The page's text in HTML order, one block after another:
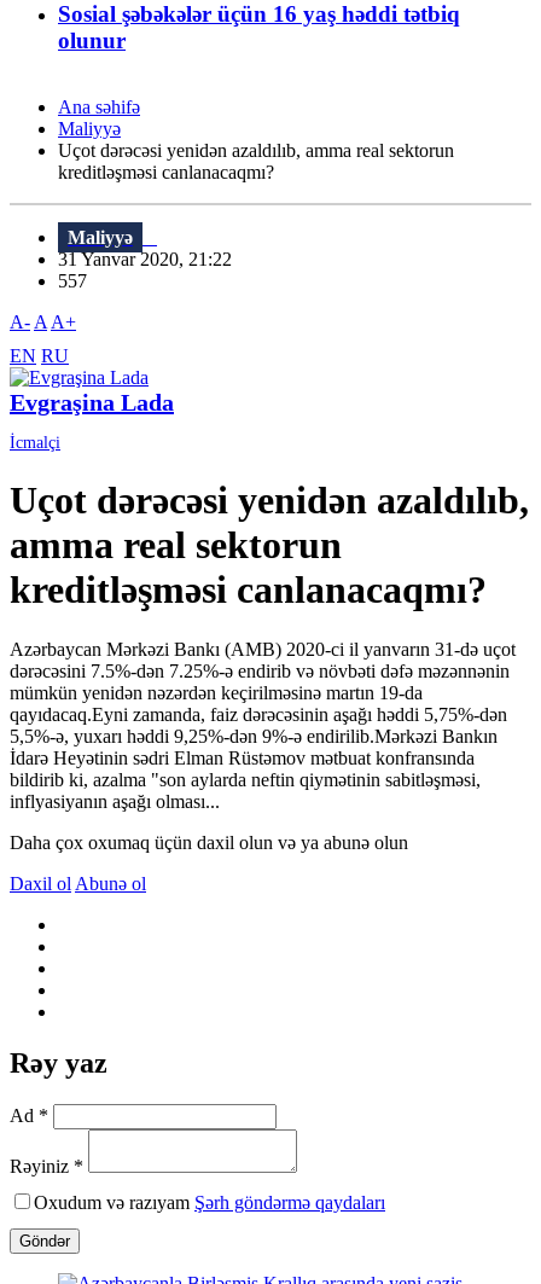
Sosial şəbəkələr üçün 16 yaş həddi tətbiq
olunur
Ana səhifə
Maliyyə
Uçot dərəcəsi yenidən azaldılıb, amma real sektorun
kreditləşməsi canlanacaqmı?
Maliyyə
31 Yanvar 2020, 21:22
557
A- A A+
EN RU
Evgraşina Lada
İcmalçi
Uçot dərəcəsi yenidən azaldılıb,
amma real sektorun
kreditləşməsi canlanacaqmı?
Azərbaycan Mərkəzi Bankı (AMB) 2020-ci il yanvarın 31-də uçot
dərəcəsini 7.5%-dən 7.25%-ə endirib və növbəti dəfə məzənnənin
mümkün yenidən nəzərdən keçirilməsinə martın 19-da
qayıdacaq.Eyni zamanda, faiz dərəcəsinin aşağı həddi 5,75%-dən
5,5%-ə, yuxarı həddi 9,25%-dən 9%-ə endirilib.Mərkəzi Bankın
İdarə Heyətinin sədri Elman Rüstəmov mətbuat konfransında
bildirib ki, azalma "son aylarda neftin qiymətinin sabitləşməsi,
inflyasiyanın aşağı olması...
Daha çox oxumaq üçün daxil olun və ya abunə olun
Daxil ol Abunə ol
Rəy yaz
Ad *
Rəyiniz *
Oxudum və razıyam Şərh göndərmə qaydaları
Göndər